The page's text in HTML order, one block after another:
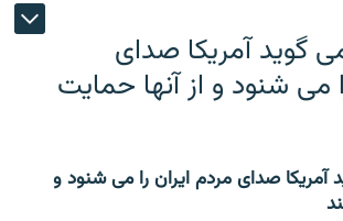
گوید آمریکا صدای
می شنود و از آنها حمایت
آمریکا صدای مردم ایران را می شنود و